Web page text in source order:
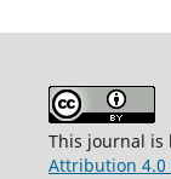
This journal is
Attribution 4.0